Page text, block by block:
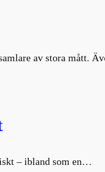
av stora mått.
– ibland som en…